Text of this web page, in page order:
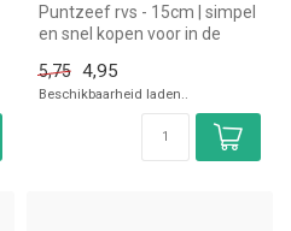
Puntzeef rvs - 15cm | simpel
en snel kopen voor in de
5,75 4,95
Beschikbaarheid laden..